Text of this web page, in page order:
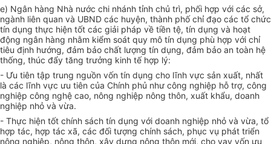
e) Ngân hàng Nhà nước chi nhánh tỉnh chủ trì, phối hợp với các sở,
ngành liên quan và UBND các huyện, thành phố chỉ đạo các tổ chức
tín dụng thực hiện tốt các giải pháp về tiền tệ, tín dụng và hoạt
động ngân hàng nhằm kiểm soát quy mô tín dụng phù hợp với chỉ
tiêu định hướng, đảm bảo chất lượng tín dụng, đảm bảo an toàn hệ
thống, thúc đẩy tăng trưởng kinh tế hợp lý:
- Ưu tiên tập trung nguồn vốn tín dụng cho lĩnh vực sản xuất, nhất
là các lĩnh vực ưu tiên của Chính phủ như công nghiệp hỗ trợ, công
nghiệp công nghệ cao, nông nghiệp nông thôn, xuất khẩu, doanh
nghiệp nhỏ và vừa.
- Thực hiện tốt chính sách tín dụng với doanh nghiệp nhỏ và vừa, tổ
hợp tác, hợp tác xã, các đối tượng chính sách, phục vụ phát triển
nông nghiệp, nông thôn, xây dựng nông thôn mới, cho vay vốn ưu